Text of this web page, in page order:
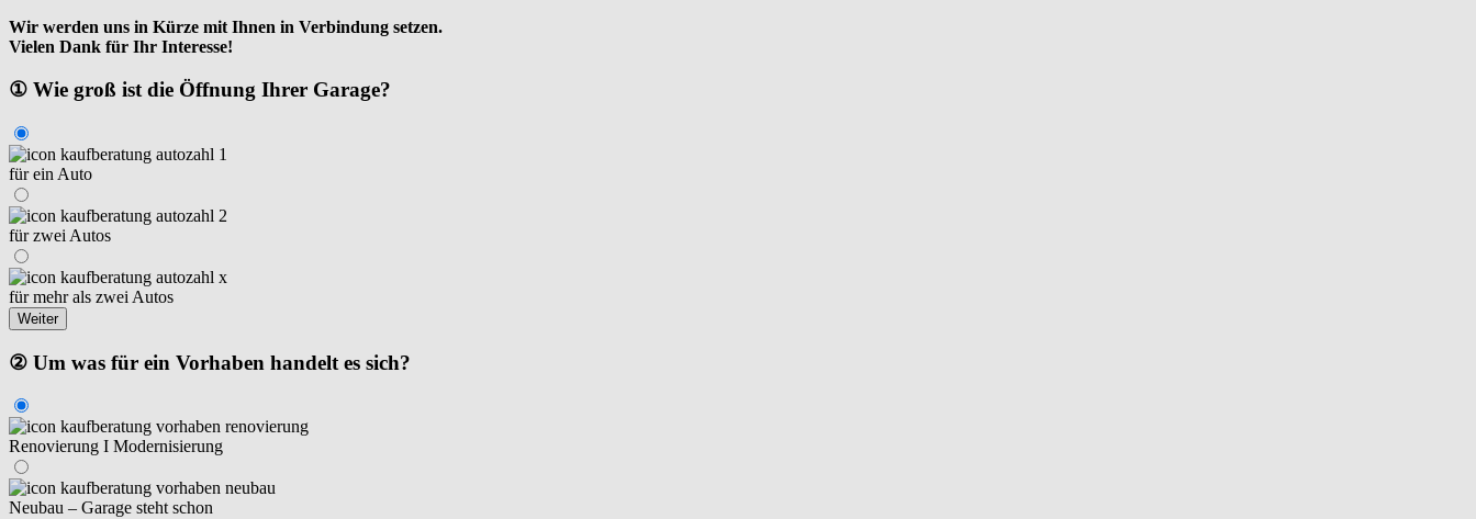
Wir werden uns in Kürze mit Ihnen in Verbindung setzen.
Vielen Dank für Ihr Interesse!
① Wie groß ist die Öffnung Ihrer Garage?
für ein Auto
für zwei Autos
für mehr als zwei Autos
Weiter
② Um was für ein Vorhaben handelt es sich?
Renovierung I Modernisierung
Neubau – Garage steht schon